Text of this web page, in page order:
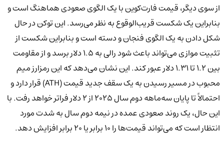
از سوی دیگر، قیمت فارت‌کوین با یک الگوی صعودی هماهنگ است و
بنابراین یک شکست قریب‌الوقوع به نظر می‌رسد. این توکن در حال
شکل دادن به یک الگوی فنجان و دسته است و بنابراین شکست از
تثبیت موازی می‌تواند باعث شود رالی به ۱.۵ دلار برسد و از مقاومت
بین ۱.۲ تا ۱.۳۱ دلار عبور کند. این نشان می‌دهد که این رمزارز میم
محبوب در مسیر رسیدن به یک سقف جدید قیمت (ATH) قرار دارد و
احتمالاً تا پایان سه‌ماهه دوم سال ۲۰۲۵ از ۲ دلار فراتر خواهد رفت. با
این حال، یک روند صعودی عمده در نیمه دوم سال به شدت مورد
انتظار است که می‌تواند قیمت‌ها را ۱۰ برابر یا ۲۰ برابر افزایش دهد.